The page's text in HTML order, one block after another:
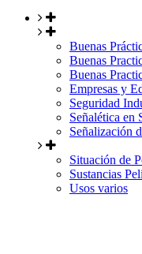
Buenas
Buenas
Buenas
Empresas y
Seguridad
Señalética en
Señalización
Situación de
Sustancias
Usos varios